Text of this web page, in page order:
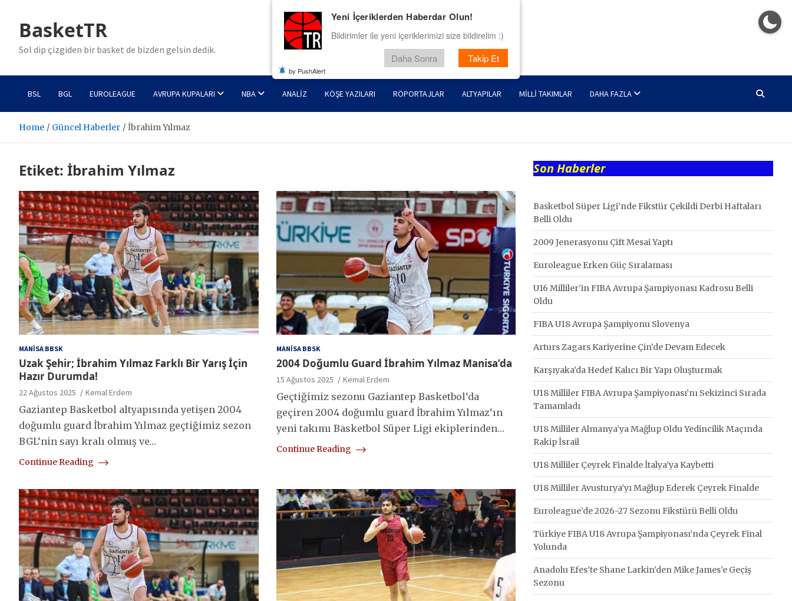
contentBasketTR
Sol dip çizgiden bir basket de bizden gelsin dedik.
BSL BGL EUROLEAGUE AVRUPA KUPALARI NBA ANALIZ KÖŞE YAZILARI RÖPORTAJLAR ALTYAPILAR MILLI TAKIMLAR DAHA FAZLA
Home Güncel Haberler İbrahim Yılmaz
Etiket: İbrahim Yılmaz
MANISA BBSK
Uzak Şehir; İbrahim Yılmaz Farklı Bir Yarış İçin
Hazır Durumda!
22 Ağustos 2025 Kemal Erdem
Gaziantep Basketbol altyapısında yetişen 2004
doğumlu guard İbrahim Yılmaz geçtiğimiz sezon
BGL‘nin sayı kralı olmuş ve…
Continue Reading
MANISA BBSK
2004 Doğumlu Guard İbrahim Yılmaz Manisa’da
15 Ağustos 2025 Kemal Erdem
Geçtiğimiz sezonu Gaziantep Basketbol‘da
geçiren 2004 doğumlu guard İbrahim Yılmaz‘ın
yeni takımı Basketbol Süper Ligi ekiplerinden…
Continue Reading
Son Haberler
Basketbol Süper Ligi’nde Fikstür Çekildi Derbi Haftaları
Belli Oldu
2009 Jenerasyonu Çift Mesai Yaptı
Euroleague Erken Güç Sıralaması
U16 Milliler’in FIBA Avrupa Şampiyonası Kadrosu Belli
Oldu
FIBA U18 Avrupa Şampiyonu Slovenya
Arturs Zagars Kariyerine Çin’de Devam Edecek
Karşıyaka’da Hedef Kalıcı Bir Yapı Oluşturmak
U18 Milliler FIBA Avrupa Şampiyonası’nı Sekizinci Sırada
Tamamladı
U18 Milliler Almanya’ya Mağlup Oldu Yedincilik Maçında
Rakip İsrail
U18 Milliler Çeyrek Finalde İtalya’ya Kaybetti
U18 Milliler Avusturya’yı Mağlup Ederek Çeyrek Finalde
Euroleague’de 2026-27 Sezonu Fikstürü Belli Oldu
Türkiye FIBA U18 Avrupa Şampiyonası’nda Çeyrek Final
Yolunda
Anadolu Efes’te Shane Larkin’den Mike James’e Geçiş
Sezonu
Yeni İçeriklerden Haberdar Olun!
Bildirimler ile yeni içeriklerimizi size bildirelim :)
Daha Sonra Takip Et
by PushAlert